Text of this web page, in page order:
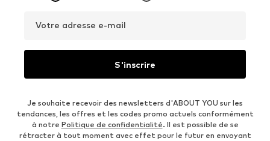
Votre adresse e-mail
S'inscrire
Je souhaite recevoir des newsletters d'ABOUT YOU sur les
tendances, les offres et les codes promo actuels conformément
à notre Politique de confidentialité. Il est possible de se
rétracter à tout moment avec effet pour le futur en envoyant